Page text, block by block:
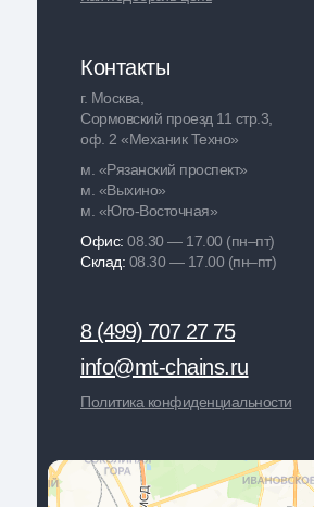
Контакты
г. Москва,
Сормовский проезд 11 стр.3,
оф. 2 «Механик Техно»
м. «Рязанский проспект»
м. «Выхино»
м. «Юго-Восточная»
Офис: 08.30 — 17.00 (пн–пт)
Склад: 08.30 — 17.00 (пн–пт)
8 (499) 707 27 75
info@mt-chains.ru
Политика конфиденциальности